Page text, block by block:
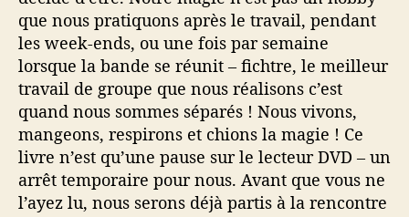
que nous pratiquons après le travail, pendant
les week-ends, ou une fois par semaine
lorsque la bande se réunit – fichtre, le meilleur
travail de groupe que nous réalisons c’est
quand nous sommes séparés ! Nous vivons,
mangeons, respirons et chions la magie ! Ce
livre n’est qu’une pause sur le lecteur DVD – un
arrêt temporaire pour nous. Avant que vous ne
l’ayez lu, nous serons déjà partis à la rencontre